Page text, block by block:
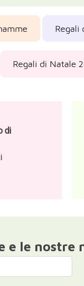
Regali
Regali di Natale
di
e le nostre